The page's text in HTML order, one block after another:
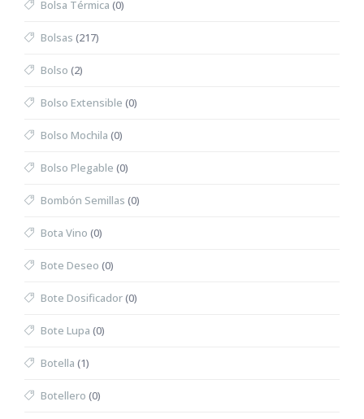
Bolsa Térmica (0)
Bolsas (217)
Bolso (2)
Bolso Extensible (0)
Bolso Mochila (0)
Bolso Plegable (0)
Bombón Semillas (0)
Bota Vino (0)
Bote Deseo (0)
Bote Dosificador(0)
Bote Lupa (0)
Botella (1)
Botellero (0)